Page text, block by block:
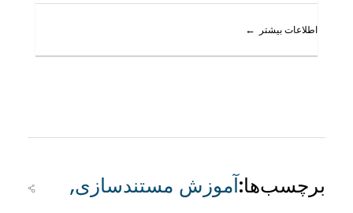
اطلاعات بیشتر
برچسب‌ها:آموزش مستندسازی,